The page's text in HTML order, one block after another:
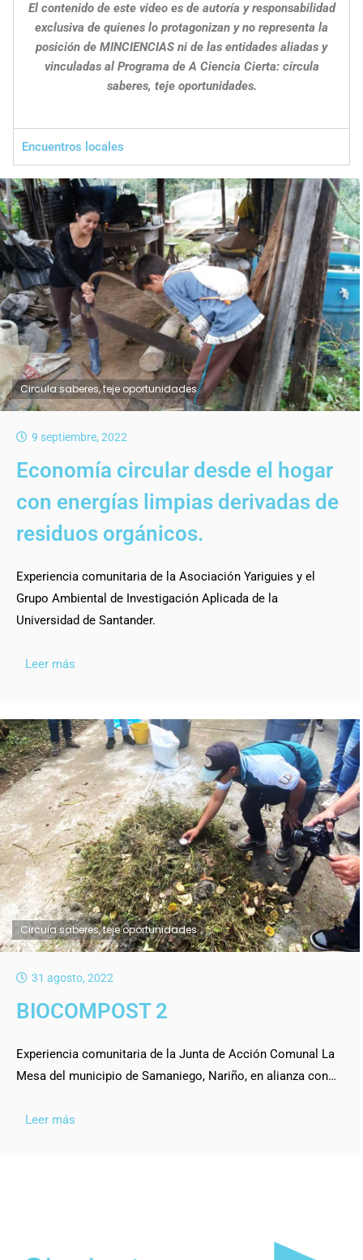
El contenido de este video es de autoría y responsabilidad
exclusiva de quienes lo protagonizan y no representa la
posición de MINCIENCIAS ni de las entidades aliadas y
vinculadas al Programa de A Ciencia Cierta: circula
saberes, teje oportunidades.
Encuentros locales
Circula saberes, teje oportunidades
9 septiembre, 2022
Economía circular desde el hogar
con energías limpias derivadas de
residuos orgánicos.
Experiencia comunitaria de la Asociación Yariguies y el
Grupo Ambiental de Investigación Aplicada de la
Universidad de Santander.
Leer más
Circula saberes, teje oportunidades
31 agosto, 2022
BIOCOMPOST 2
Experiencia comunitaria de la Junta de Acción Comunal La
Mesa del municipio de Samaniego, Nariño, en alianza con…
Leer más